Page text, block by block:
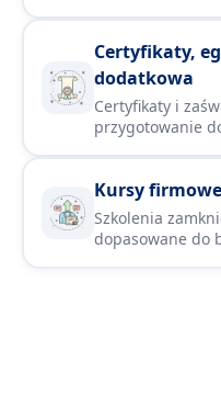
problemach
zniżkach.
Certyfikaty,
dodatkowa
Certyfikaty i
przygotowanie
konkretne cele
szczególnymi
Kursy firmowe
Szkolenia
dopasowane do